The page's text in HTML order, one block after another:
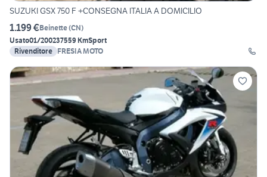
SUZUKI GSX 750 F +CONSEGNA ITALIA A DOMICILIO
1.199 €Beinette(CN)
Usato01/200237559 KmSport
Rivenditore FRESIA MOTO